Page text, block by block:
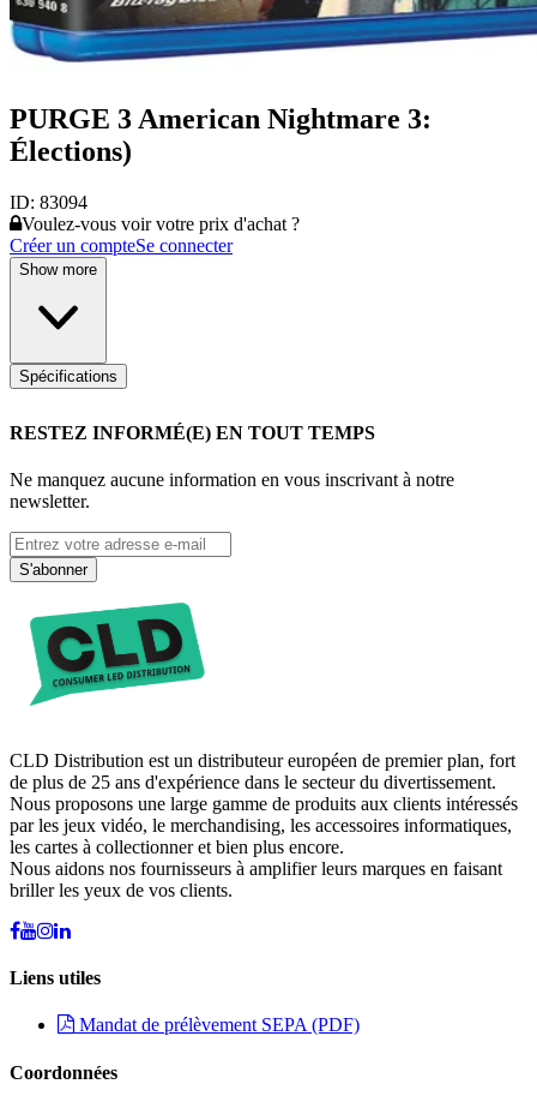
PURGE 3 American Nightmare 3:
Élections)
ID: 83094
Voulez-vous voir votre prix d'achat ?
Créer un compteSe connecter
Show more
Spécifications
RESTEZ INFORMÉ(E) EN TOUT TEMPS
Ne manquez aucune information en vous inscrivant à notre
newsletter.
S'abonner
CLD Distribution est un distributeur européen de premier plan, fort
de plus de 25 ans d'expérience dans le secteur du divertissement.
Nous proposons une large gamme de produits aux clients intéressés
par les jeux vidéo, le merchandising, les accessoires informatiques,
les cartes à collectionner et bien plus encore.
Nous aidons nos fournisseurs à amplifier leurs marques en faisant
briller les yeux de vos clients.
Liens utiles
Mandat de prélèvement SEPA (PDF)
Coordonnées